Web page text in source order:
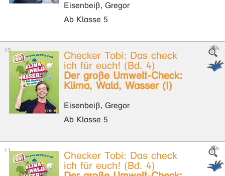
Eisenbeiß, Gregor
Ab Klasse 5
Checker Tobi: Das check
ich für euch! (Bd. 4)
Der große Umwelt-Check:
Klima, Wald, Wasser (I)
Eisenbeiß, Gregor
Ab Klasse 5
Checker Tobi: Das check
ich für euch! (Bd. 4)